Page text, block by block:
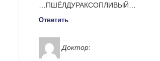
…ПШЁЛДУРАКСОПЛИВЫЙ…
Ответить
Доктор: